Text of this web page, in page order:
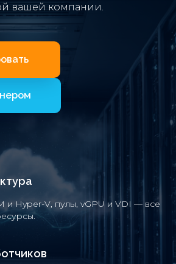
вашей компании.
и Hyper-V, пулы, vGPU и VDI — все